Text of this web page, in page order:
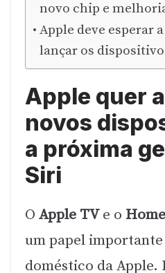
novo chip e
Apple deve esperar
lançar os
Apple quer
novos
a próxima
Siri
O Apple TVe o
um papel
doméstico da Apple.